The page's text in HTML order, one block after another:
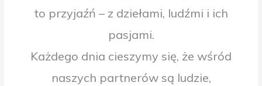
to przyjaźń – z dziełami, ludźmi i ich
pasjami.
Każdego dnia cieszymy się, że wśród
naszych partnerów są ludzie,